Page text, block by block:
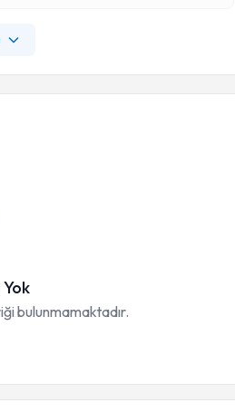
bulunmamaktadır.